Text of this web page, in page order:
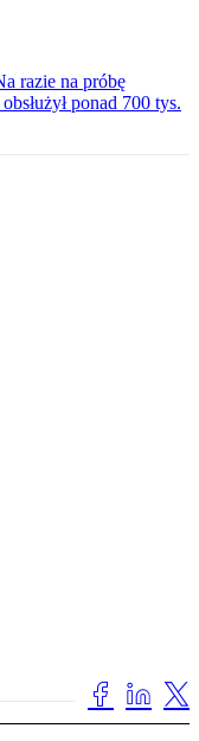
razie na próbę
ponad 700 tys.